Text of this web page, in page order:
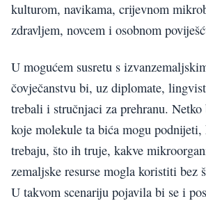
kulturom, navikama, crijevnom
zdravljem, novcem i osobnom
U mogućem susretu s
čovječanstvu bi, uz diplomate,
trebali i stručnjaci za prehranu.
koje molekule ta bića mogu
trebaju, što ih truje, kakve
zemaljske resurse mogla koristiti bez
U takvom scenariju pojavila bi se i